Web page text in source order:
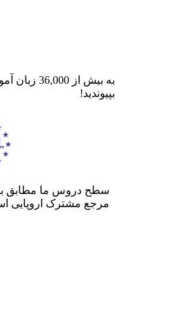
به بیش از
بپیوندید!
سطح دروس ما مطابق
مرجع مشترک اروپایی